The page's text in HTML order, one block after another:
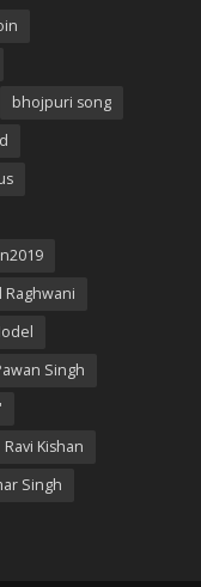
bhojpuri song
Raghwani
Singh
Ravi Kishan
Singh